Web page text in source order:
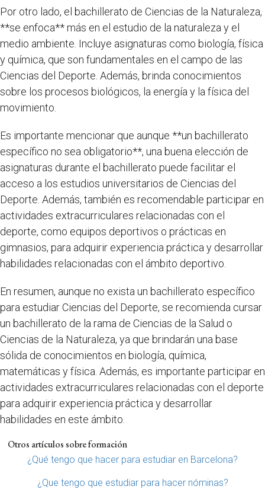
Por otro lado, el bachillerato de Ciencias de la Naturaleza,
**se enfoca** más en el estudio de la naturaleza y el
medio ambiente. Incluye asignaturas como biología, física
y química, que son fundamentales en el campo de las
Ciencias del Deporte. Además, brinda conocimientos
sobre los procesos biológicos, la energía y la física del
movimiento.
Es importante mencionar que aunque **un bachillerato
específico no sea obligatorio**, una buena elección de
asignaturas durante el bachillerato puede facilitar el
acceso a los estudios universitarios de Ciencias del
Deporte. Además, también es recomendable participar en
actividades extracurriculares relacionadas con el
deporte, como equipos deportivos o prácticas en
gimnasios, para adquirir experiencia práctica y desarrollar
habilidades relacionadas con el ámbito deportivo.
En resumen, aunque no exista un bachillerato específico
para estudiar Ciencias del Deporte, se recomienda cursar
un bachillerato de la rama de Ciencias de la Salud o
Ciencias de la Naturaleza, ya que brindarán una base
sólida de conocimientos en biología, química,
matemáticas y física. Además, es importante participar en
actividades extracurriculares relacionadas con el deporte
para adquirir experiencia práctica y desarrollar
habilidades en este ámbito.
Otros artículos sobre formación
¿Qué tengo que hacer para estudiar en Barcelona?
¿Que tengo que estudiar para hacer nóminas?